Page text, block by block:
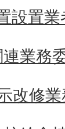
設置
業務
改修